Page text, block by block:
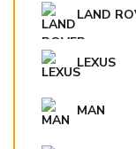
LAND
LEXUS
MAN